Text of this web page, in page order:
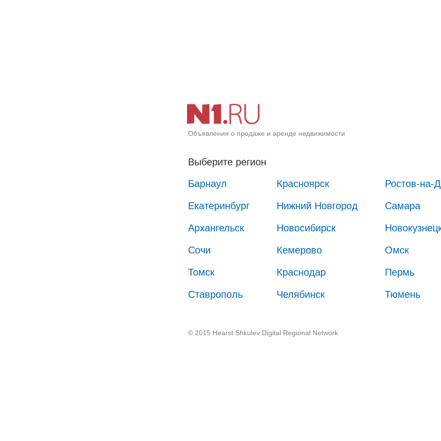
Объявления о продаже и аренде недвижимости
Выберите регион
Барнаул
Красноярск Ростов-на-
Екатеринбург Нижний Новгород Самара
Архангельск Новосибирск
Сочи Кемерово Омск
Томск Краснодар Пермь
Ставрополь Челябинск Тюмень
© 2015 Hearst Shkulev Digital Regional Network